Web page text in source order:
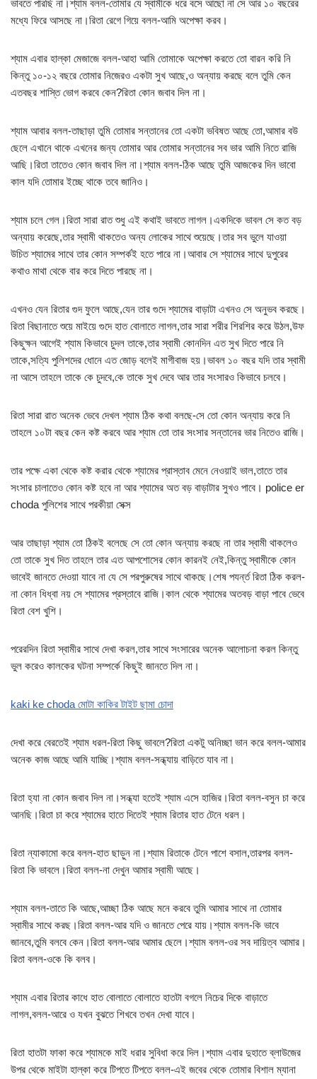
ভাবতে পারছি না।শ্যাম বলল-তোমার যে স্বামীকে ধরে বসে আছো না সে আর ১০ বছরের
মধ্যে ফিরে আসছে না।রিতা রেগে গিয়ে বলল-আমি অপেক্ষা করব।
শ্যাম এবার হাল্কা মেজাজে বলল-আহা আমি তোমাকে অপেক্ষা করতে তো বারন করি নি
কিন্তু ১০-১২ বছরে তোমার নিজেরও একটা সুখ আছে,ও অন্যায় করছে বলে তুমি কেন
এতবছর শাস্তি ভোগ করবে কেন?রিতা কোন জবাব দিল না।
শ্যাম আবার বলল-তাছাড়া তুমি তোমার সন্তানের তো একটা ভবিষত আছে তো,আমার বউ
ছেলে এখানে থাকে এখনের জন্য তোমার আর তোমার সন্তানের সব ভার আমি নিতে রাজি
আছি।রিতা তাতেও কোন জবাব দিল না।শ্যাম বলল-ঠিক আছে তুমি আজকের দিন ভাবো
কাল যদি তোমার ইচ্ছে থাকে তবে জানিও।
শ্যাম চলে গেল।রিতা সারা রাত শুধু এই কথাই ভাবতে লাগল।একদিকে ভাবল সে কত বড়
অন্যায় করেছে,তার স্বামী থাকতেও অন্য লোকের সাথে শুয়েছে।তার সব ভুলে যাওয়া
উচিত শ্যামের সাথে তার কোন সম্পর্কই হতে পারে না।আবার সে শ্যামের সাথে দুপুরের
কথাও মাথা থেকে বার করে দিতে পারছে না।
এখনও যেন রিতার গুদ ফুলে আছে,যেন তার গুদে শ্যামের বাড়াটা এখনও সে অনুভব করছে।
রিতা বিছানাতে শুয়ে মাইয়ে গুদে হাত বোলাতে লাগল,তার সারা শরীর শিরশির করে উঠল,উফ
কিছুক্ষন আগেই শ্যাম কিভাবে চুদল তাকে,তার স্বামী কোনদিন এত সুখ দিতে পারে নি
তাকে,সত্যি পুলিশদের ধোনে এত জোড় বলেই মাগীবাজ হয়।ভাবল ১০ বছর যদি তার স্বামী
না আসে তাহলে তাকে কে চুদবে,কে তাকে সুখ দেবে আর তার সংসারও কিভাবে চলবে।
রিতা সারা রাত অনেক ভেবে দেখল শ্যাম ঠিক কথা বলছে-সে তো কোন অন্যায় করে নি
তাহলে ১০টা বছর কেন কষ্ট করবে আর শ্যাম তো তার সংসার সন্তানের ভার নিতেও রাজি।
তার পক্ষে একা থেকে কষ্ট করার থেকে শ্যামের প্রাস্তাব মেনে নেওয়াই ভাল,তাতে তার
সংসার চালাতেও কোন কষ্ট হবে না আর শ্যামের অত বড় বাড়াটার সুখও পাবে। police er
choda পুলিশের সাথে পরকীয়া সেক্স
আর তাছাড়া শ্যাম তো ঠিকই বলেছে সে তো কোন অন্যায় করছে না তার স্বামী থাকলেও
তো তাকে সুখ দিত তাহলে তার এত আপশোসের কোন কারনই নেই,কিন্তু স্বামীকে কোন
ভাবেই জানতে দেওয়া যাবে না যে সে পরপুরুষের সাথে থাকছে।শেষ পযর্ন্ত রিতা ঠিক করল-
না কোন ধিধ্বা নয় সে শ্যামের প্রস্তাবে রাজি।কাল থেকে শ্যামের অতবড় বাড়া পাবে ভেবে
রিতা বেশ খুশি।
পরেরদিন রিতা স্বামীর সাথে দেখা করল,তার সাথে সংসারের অনেক আলোচনা করল কিন্তু
ভুল করেও কালকের ঘটনা সম্পর্কে কিছুই জানতে দিল না।
kaki ke choda মোটা কাকির টাইট ছামা চোদা
দেখা করে বেরতেই শ্যাম ধরল-রিতা কিছু ভাবলে?রিতা একটু অনিচ্ছা ভান করে বলল-আমার
অনেক কাজ আছে আমি যাচ্ছি।শ্যাম বলল-সন্ধ্যায় বাড়িতে যাব না।
রিতা হ্যা না কোন জবাব দিল না।সন্ধ্যা হতেই শ্যাম এসে হাজির।রিতা বলল-বসুন চা করে
আনছি।রিতা চা করে শ্যামের হাতে দিতেই শ্যাম রিতার হাত টেনে ধরল।
রিতা ন্যাকামো করে বলল-হাত ছাড়ুন না।শ্যাম রিতাকে টেনে পাশে বসাল,তারপর বলল-
রিতা কি ভাবলে।রিতা বলল-না দেখুন আমার স্বামী আছে।
শ্যাম বলল-তাতে কি আছে,আচ্ছা ঠিক আছে মনে করবে তুমি আমার সাথে না তোমার
স্বামীর সাথে করছ।রিতা বলল-আর যদি ও জানতে পেরে যায়।শ্যাম বলল-কি ভাবে
জানবে,তুমি বলবে কেন।রিতা বলল-আর আমার ছেলে।শ্যাম বলল-ওর সব দায়িত্ব আমার।
রিতা বলল-ওকে কি বলব।
শ্যাম এবার রিতার কাধে হাত বোলাতে বোলাতে হাতটা বগলে নিচের দিকে বাড়াতে
লাগল,বলল-আরে ও যখন বুঝতে শিখবে তখন দেখা যাবে।
রিতা হাতটা ফাকা করে শ্যামকে মাই ধরার সুবিধা করে দিল।শ্যাম এবার দুহাতে ব্লাউজের
উপর থেকে মাইটা হাল্কা করে টিপতে টিপতে বলল-এই জবের থেকে তোমার বিশাল ম্যানা